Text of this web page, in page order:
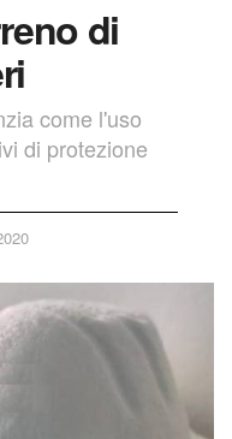
di
come l'uso
di protezione